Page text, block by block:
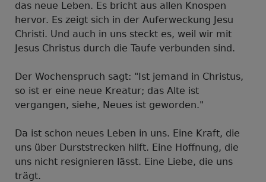
das neue Leben. Es bricht aus allen Knospen
hervor. Es zeigt sich in der Auferweckung Jesu
Christi. Und auch in uns steckt es, weil wir mit
Jesus Christus durch die Taufe verbunden sind.
Der Wochenspruch sagt: "Ist jemand in Christus,
so ist er eine neue Kreatur; das Alte ist
vergangen, siehe, Neues ist geworden."
Da ist schon neues Leben in uns. Eine Kraft, die
uns über Durststrecken hilft. Eine Hoffnung, die
uns nicht resignieren lässt. Eine Liebe, die uns
trägt.